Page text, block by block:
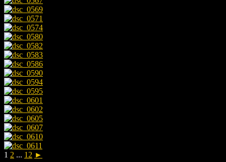
1 2 ... 12 ►